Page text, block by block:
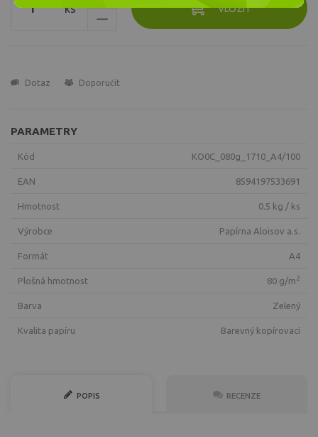
ks VLOŽIT
Dotaz Doporučit
PARAMETRY
Kód KO0C_080g_1710_A4/100
EAN 8594197533691
Hmotnost 0.5 kg / ks
Výrobce Papírna Aloisov a.s.
Formát A4
Plošná hmotnost 80 g/m2
Barva zelený
Kvalita papíru Barevný kopírovací
POPIS RECENZE